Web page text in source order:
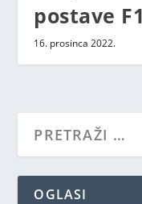
postave
16. prosinca 2022.
OGLASI